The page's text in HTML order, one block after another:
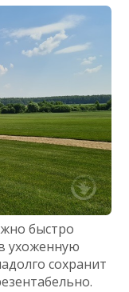
быстро
ухоженную
сохранит